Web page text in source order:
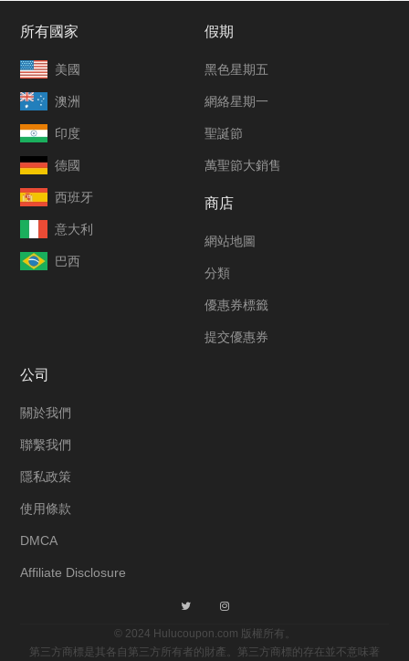
所有國家
美國
澳洲
印度
德國
西班牙
意大利
巴西
假期
黑色星期五
網絡星期一
聖誕節
萬聖節大銷售
商店
網站地圖
分類
優惠券標籤
提交優惠券
公司
關於我們
聯繫我們
隱私政策
使用條款
DMCA
Affiliate Disclosure
© 2024 Hulucoupon.com 版權所有。
第三方商標是其各自第三方所有者的財產。第三方商標的存在並不意味著